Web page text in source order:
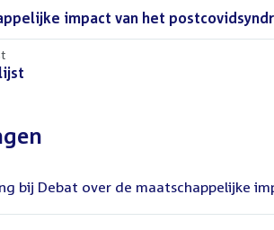
impact van het
bij Debat over de maatschappelijke